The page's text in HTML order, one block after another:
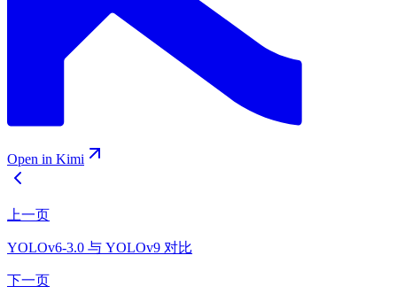
Open in Kimi
上一页
YOLOv6-3.0 与 YOLOv9 对比
下一页